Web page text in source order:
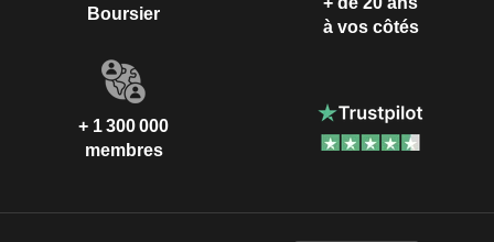
Boursier
à vos côtés
+ 1 300 000
membres